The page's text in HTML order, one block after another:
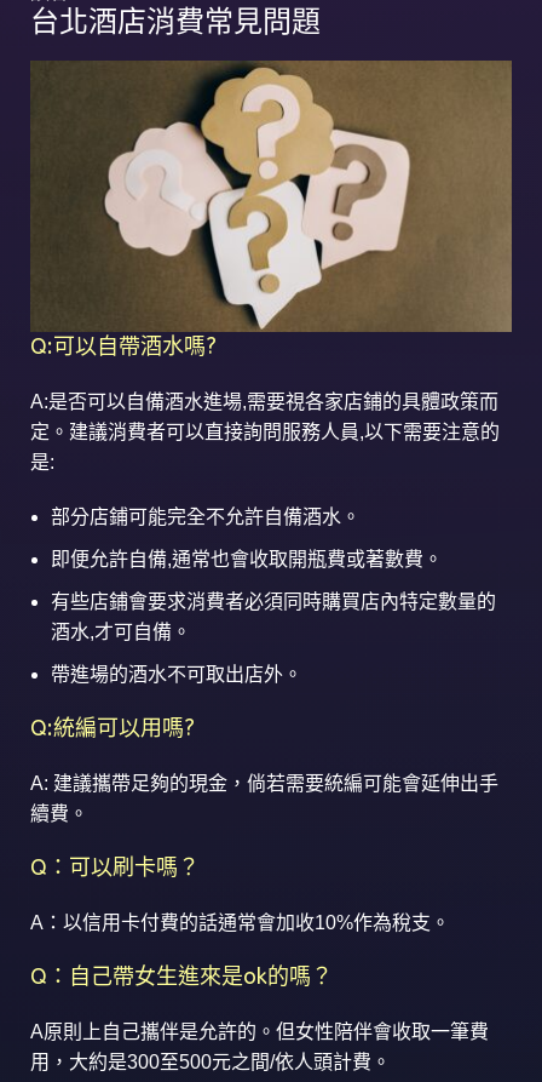
台北酒店消費常見問題
Q:可以自帶酒水嗎?
A:是否可以自備酒水進場,需要視各家店鋪的具體政策而
定。建議消費者可以直接詢問服務人員,以下需要注意的
是:
部分店鋪可能完全不允許自備酒水。
即便允許自備,通常也會收取開瓶費或著數費。
有些店鋪會要求消費者必須同時購買店內特定數量的
酒水,才可自備。
帶進場的酒水不可取出店外。
Q:統編可以用嗎?
A: 建議攜帶足夠的現金，倘若需要統編可能會延伸出手
續費。
Q：可以刷卡嗎？
A：以信用卡付費的話通常會加收10%作為稅支。
Q：自己帶女生進來是ok的嗎？
A原則上自己攜伴是允許的。但女性陪伴會收取一筆費
用，大約是300至500元之間/依人頭計費。